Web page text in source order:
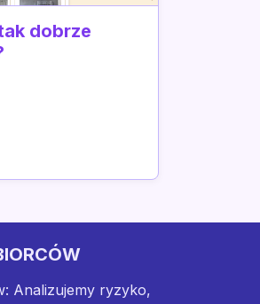
dobrze
Analizujemy ryzyko,